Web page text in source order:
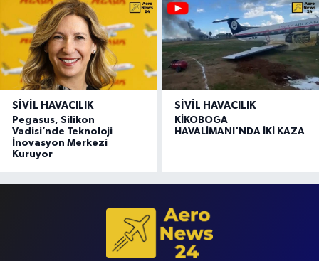
SIVIL HAVACILIK
Pegasus, Silikon
Vadisi’nde Teknoloji
İnovasyon Merkezi
Kuruyor
SIVIL HAVACILIK
KİKOBOGA
HAVALİMANI'NDA İKİ KAZA